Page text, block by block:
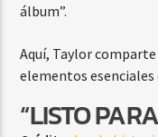
álbum”.
Aquí, Taylor
elementos esenciales
“LISTO